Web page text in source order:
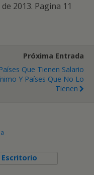
2013. Pagina 11
Próxima Entrada
Países Que Tienen Salario
Y Países Que No Lo
Tienen
Escritorio